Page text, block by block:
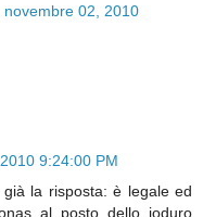
novembre 02, 2010
9:24:00 PM
la risposta: è legale ed
al posto dello ioduro